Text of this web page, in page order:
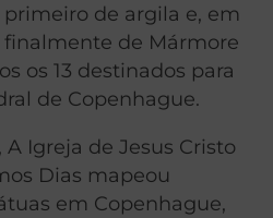
de argila e, em
finalmente de Mármore
os 13 destinados para
de Copenhague.
Igreja de Jesus Cristo
Dias mapeou
em Copenhague,